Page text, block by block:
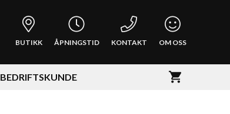
BUTIKK ÅPNINGSTID KONTAKT OM OSS
BEDRIFTSKUNDE